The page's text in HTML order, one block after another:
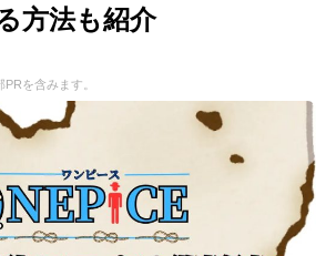
方法も紹介
を含みます。